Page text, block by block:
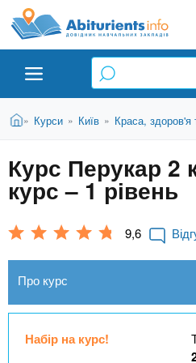
A
b
i
t
u
r
i
e
о
в
д
н
к
Н
в
ч
л
ЗВО
В
т
у
т
Головна
» Курси » Київ » Краса, здоров'я
Курс Перукар 2
курс – 1 рівень
9,6
Про курс
Набір на курс!